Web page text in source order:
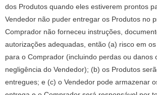
dos Produtos quando eles estiverem prontos
Vendedor não puder entregar os Produtos no
Comprador não forneceu instruções,
autorizações adequadas, então (a) risco em
para o Comprador (incluindo perdas ou danos
negligência do Vendedor); (b) os Produtos
entregues; e (c) o Vendedor pode armazenar